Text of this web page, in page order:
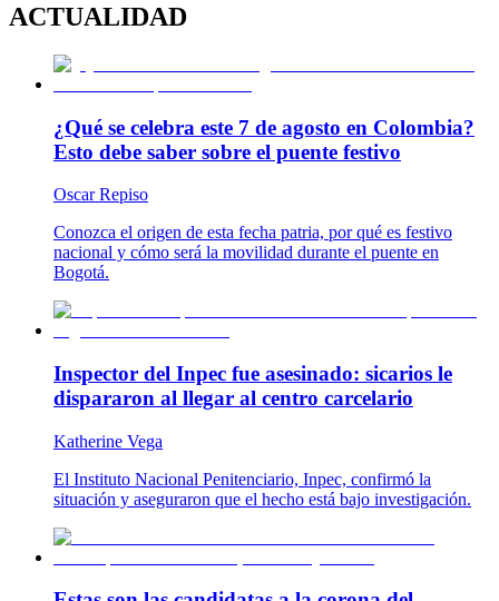
ACTUALIDAD
¿Qué se celebra este 7 de agosto en Colombia?
Esto debe saber sobre el puente festivo
Oscar Repiso
Conozca el origen de esta fecha patria, por qué es festivo
nacional y cómo será la movilidad durante el puente en
Bogotá.
Inspector del Inpec fue asesinado: sicarios le
dispararon al llegar al centro carcelario
Katherine Vega
El Instituto Nacional Penitenciario, Inpec, confirmó la
situación y aseguraron que el hecho está bajo investigación.